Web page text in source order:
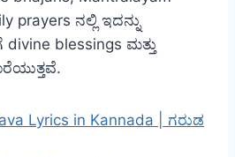
prayers ನಲ್ಲಿ ಇದನ್ನು
divine blessings ಮತ್ತು
Lyrics in Kannada | ಗರುಡ